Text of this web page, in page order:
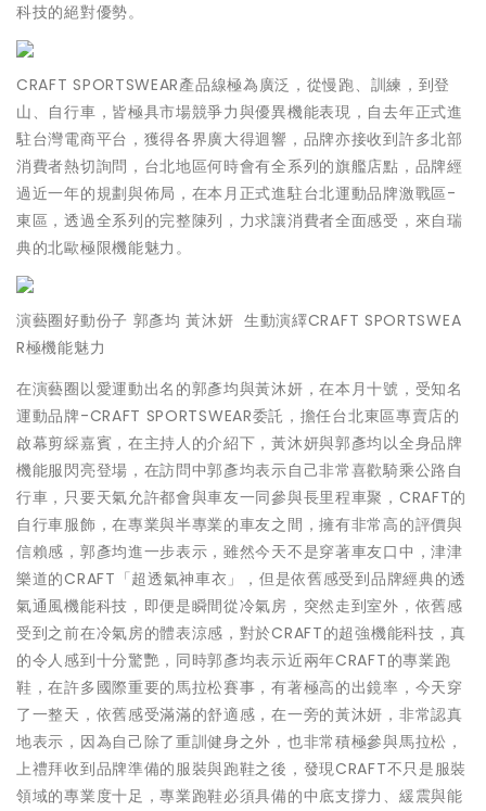
科技的絕對優勢。
CRAFT SPORTSWEAR產品線極為廣泛，從慢跑、訓練，到登
山、自行車，皆極具市場競爭力與優異機能表現，自去年正式進
駐台灣電商平台，獲得各界廣大得迴響，品牌亦接收到許多北部
消費者熱切詢問，台北地區何時會有全系列的旗艦店點，品牌經
過近一年的規劃與佈局，在本月正式進駐台北運動品牌激戰區-
東區，透過全系列的完整陳列，力求讓消費者全面感受，來自瑞
典的北歐極限機能魅力。
演藝圈好動份子 郭彥均 黃沐妍 生動演繹CRAFT SPORTSWEA
R極機能魅力
在演藝圈以愛運動出名的郭彥均與黃沐妍，在本月十號，受知名
運動品牌-CRAFT SPORTSWEAR委託，擔任台北東區專賣店的
啟幕剪綵嘉賓，在主持人的介紹下，黃沐妍與郭彥均以全身品牌
機能服閃亮登場，在訪問中郭彥均表示自己非常喜歡騎乘公路自
行車，只要天氣允許都會與車友一同參與長里程車聚，CRAFT的
自行車服飾，在專業與半專業的車友之間，擁有非常高的評價與
信賴感，郭彥均進一步表示，雖然今天不是穿著車友口中，津津
樂道的CRAFT「超透氣神車衣」，但是依舊感受到品牌經典的透
氣通風機能科技，即便是瞬間從冷氣房，突然走到室外，依舊感
受到之前在冷氣房的體表涼感，對於CRAFT的超強機能科技，真
的令人感到十分驚艷，同時郭彥均表示近兩年CRAFT的專業跑
鞋，在許多國際重要的馬拉松賽事，有著極高的出鏡率，今天穿
了一整天，依舊感受滿滿的舒適感，在一旁的黃沐妍，非常認真
地表示，因為自己除了重訓健身之外，也非常積極參與馬拉松，
上禮拜收到品牌準備的服裝與跑鞋之後，發現CRAFT不只是服裝
領域的專業度十足，專業跑鞋必須具備的中底支撐力、緩震與能